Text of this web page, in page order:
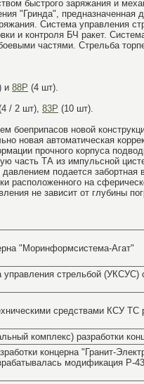
быстрого заряжания и
"Гринда", предназначенная
Система управления
и контроля БЧ ракет.
частями. Стрельба
и 88Р (4 шт).
/ 2 шт), 83Р (10 шт).
боеприпасов новой
новая автоматическая
прочного корпуса
часть ТА из импульсной
подается забортная
расположенного на
не зависит от глубины
"Моринформсистема-Агат"
управления стрельбой
средствами КСУ ТС
комплекс) разработки
концерна "Гранит-
модификация Р-